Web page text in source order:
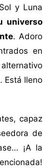
y Luna
universo
. Adoro
en
Está lleno
capaz
de
¡A la